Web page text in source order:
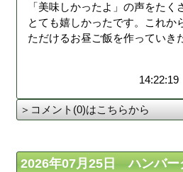
「美味しかったよ」の声をたく
とても嬉しかったです。これか
ただけるお昼ご飯を作っていき
14:22:19
＞コメント(0)はこちらから
2026年07月25日 ハンバー